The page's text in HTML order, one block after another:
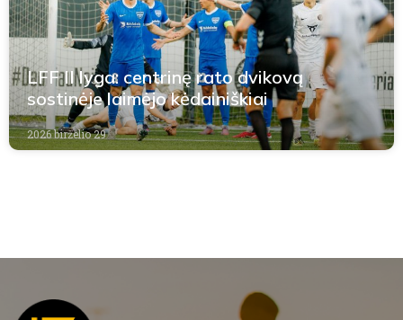
LFF II lyga: centrinę rato dvikovą
sostinėje laimėjo kėdainiškiai
2026 birželio 29